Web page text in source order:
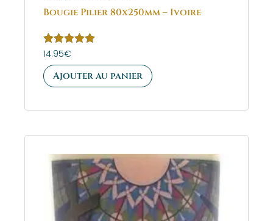
Bougie Pilier 80x250mm – Ivoire
Note
sur 5
14.95€
Ajouter au panier